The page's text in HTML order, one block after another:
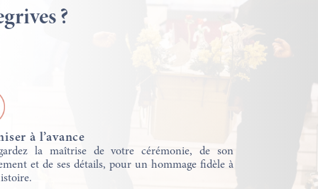
?
à l’avance
la maîtrise de votre cérémonie, de son
et de ses détails, pour un hommage fidèle à